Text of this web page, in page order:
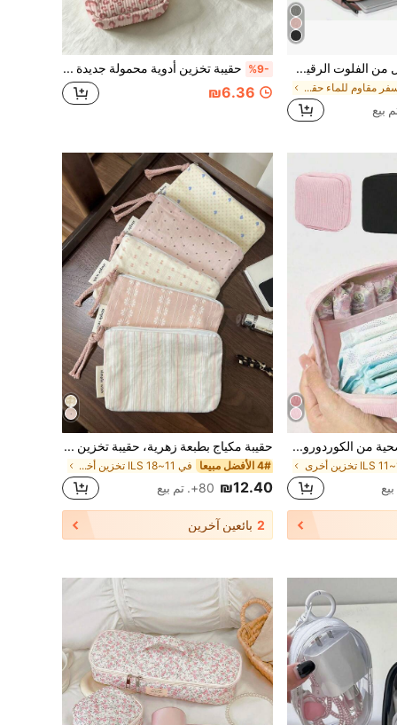
غلاف كمبيوتر محمول من الفلوت الرقيق، حافظة داخلية للكمبيوتر المحمول، حقيبة وثائق أعمال واقية للأجهزة اللوحية، غلاف كمبيوتر محمول، حقيبة كمبيوتر محمول مقاومة للماء للأعمال والجامعة
في سفر مقاوم للماء حقائب
%9- حقيبة تخزين أدوية محمولة جديدة بطبعة نمر ملونة، حقيبة تخزين فوط صحية، صندوق حبوب، حقيبة إسعافات أولية، حقيبة مكياج، محفظة نقود، مناسبة للاستخدام اليومي/الخارجي/السفر، تخزين أدوية مريح، يمكن تنظيم الأدوية ومستحضرات التجميل والهاتف والأشياء الصغيرة الأخرى، ضروري للسفر، هدية عيد الميلاد، حقيبة هدية شخصية، هدية يوم المعلم، تبادل هدايا صغيرة، ديكور الغرفة (موضع قطع الطباعة واتجاه نسيج القماش عشوائي)
₪6.36
حقيبة تخزين فوط صحية من الكوردوروي - محمولة وقوية، بسحاب إغلاق، ضروريات السفر، سعة كبيرة لتخزين الفوط الصحية والتامبون، مناسبة للحقيبة الظهر والسفر والشاطئ حقيبة مكياج بطبعة زهرية، حقيبة تخزين مكياج ومستحضرات تجميل بنمط زهري، حقيبة تخزين بسحاب، حقيبة يد صغيرة، محفظة
4# الأفضل مبيعا في 11~18 ILS تخزين أخرى
₪12.40 80+. تم بيع
2 بائعين آخرين